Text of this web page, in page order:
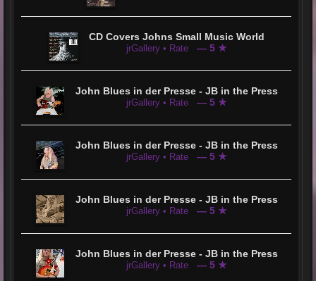
CD Covers Johns Small Music World
jrGallery • Rate — 5 ★
John Blues in der Presse - JB in the Press
jrGallery • Rate — 5 ★
John Blues in der Presse - JB in the Press
jrGallery • Rate — 5 ★
John Blues in der Presse - JB in the Press
jrGallery • Rate — 5 ★
John Blues in der Presse - JB in the Press
jrGallery • Rate — 5 ★